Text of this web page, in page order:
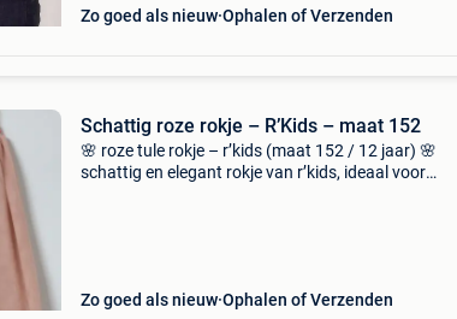
Zo goed als nieuw Ophalen of Verzenden
Schattig roze rokje – R’Kids – maat 152
🌸 roze tule rokje – r’kids (maat 152 / 12 jaar) 🌸
schattig en elegant rokje van r’kids, ideaal voor
Zo goed als nieuw Ophalen of Verzenden